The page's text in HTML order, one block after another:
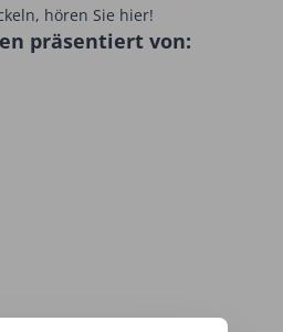
hören Sie hier!
präsentiert von: